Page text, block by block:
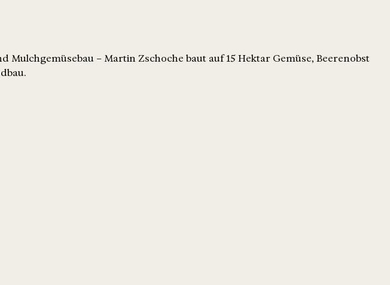
– Martin Zschoche baut auf 15 Hektar Gemüse, Beerenobst